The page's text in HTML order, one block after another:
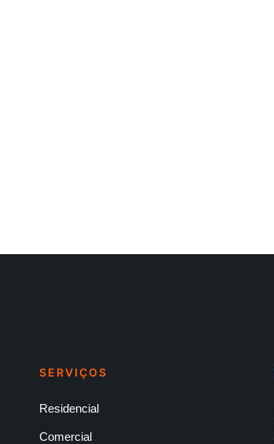
SERVIÇOS
Residencial
Comercial